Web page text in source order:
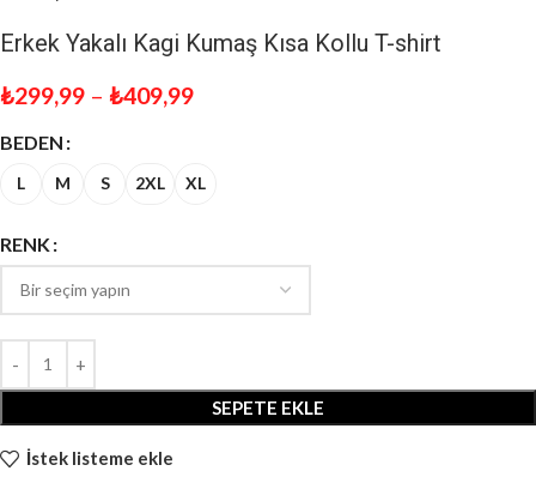
Erkek Yakalı Kagi Kumaş Kısa Kollu T-shirt
₺299,99 – ₺409,99
BEDEN
L M S 2XL XL
RENK
SEPETE EKLE
İstek listeme ekle